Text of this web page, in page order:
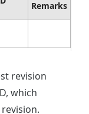
Remarks
revision
which